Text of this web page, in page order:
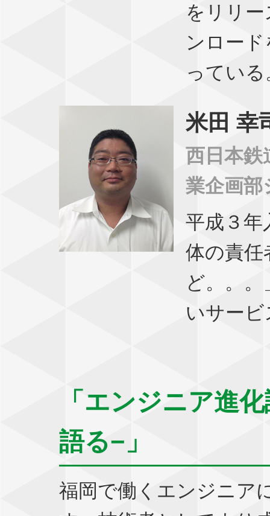
をリリ
ンロー
っている
米田 幸
西日本鉄
業企画部
平成３年
体の責任
ど。。
いサー
「エンジニア進
語る−」
福岡で働くエンジニア